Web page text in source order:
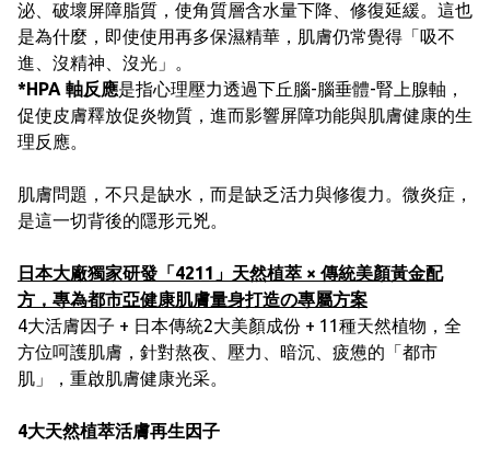
泌、破壞屏障脂質，使角質層含水量下降、修復延緩。這也
是為什麼，即使使用再多保濕精華，肌膚仍常覺得「吸不
進、沒精神、沒光」。
*HPA 軸反應是指心理壓力透過下丘腦-腦垂體-腎上腺軸，
促使皮膚釋放促炎物質，進而影響屏障功能與肌膚健康的生
理反應。
肌膚問題，不只是缺水，而是缺乏活力與修復力。微炎症，
是這一切背後的隱形元兇。
日本大廠獨家研發「4211」天然植萃 × 傳統美顏黃金配
方，專為都市亞健康肌膚量身打造の專屬方案
4大活膚因子 + 日本傳統2大美顏成份 + 11種天然植物，全
方位呵護肌膚，針對熬夜、壓力、暗沉、疲憊的「都市
肌」，重啟肌膚健康光采。
4大天然植萃活膚再生因子